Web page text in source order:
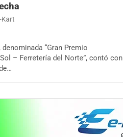
Kart
“Gran Premio
– Ferretería del Norte”, contó con